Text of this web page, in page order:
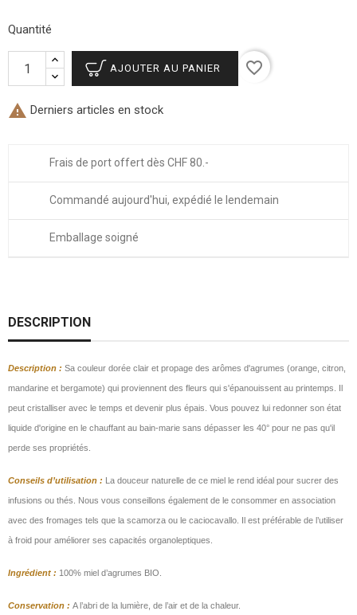
Quantité
AJOUTER AU PANIER favorite_border
 Derniers articles en stock
Frais de port offert dès CHF 80.-
Commandé aujourd'hui, expédié le lendemain
Emballage soigné
DESCRIPTION
Description : Sa couleur dorée clair et propage des arômes d'agrumes (orange, citron,
mandarine et bergamote) qui proviennent des fleurs qui s'épanouissent au printemps. Il
peut cristalliser avec le temps et devenir plus épais. Vous pouvez lui redonner son état
liquide d'origine en le chauffant au bain-marie sans dépasser les 40° pour ne pas qu'il
perde ses propriétés.
Conseils d’utilisation : La douceur naturelle de ce miel le rend idéal pour sucrer des
infusions ou thés. Nous vous conseillons également de le consommer en association
avec des fromages tels que la scamorza ou le caciocavallo. Il est préférable de l’utiliser
à froid pour améliorer ses capacités organoleptiques.
Ingrédient : 100% miel d’agrumes BIO.
Conservation : A l’abri de la lumière, de l’air et de la chaleur.